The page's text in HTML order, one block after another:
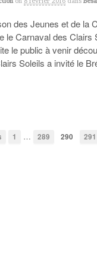
des Jeunes et de la
le Carnaval des Clairs
le public à venir
Soleils a invité le
1 … 289 290 291